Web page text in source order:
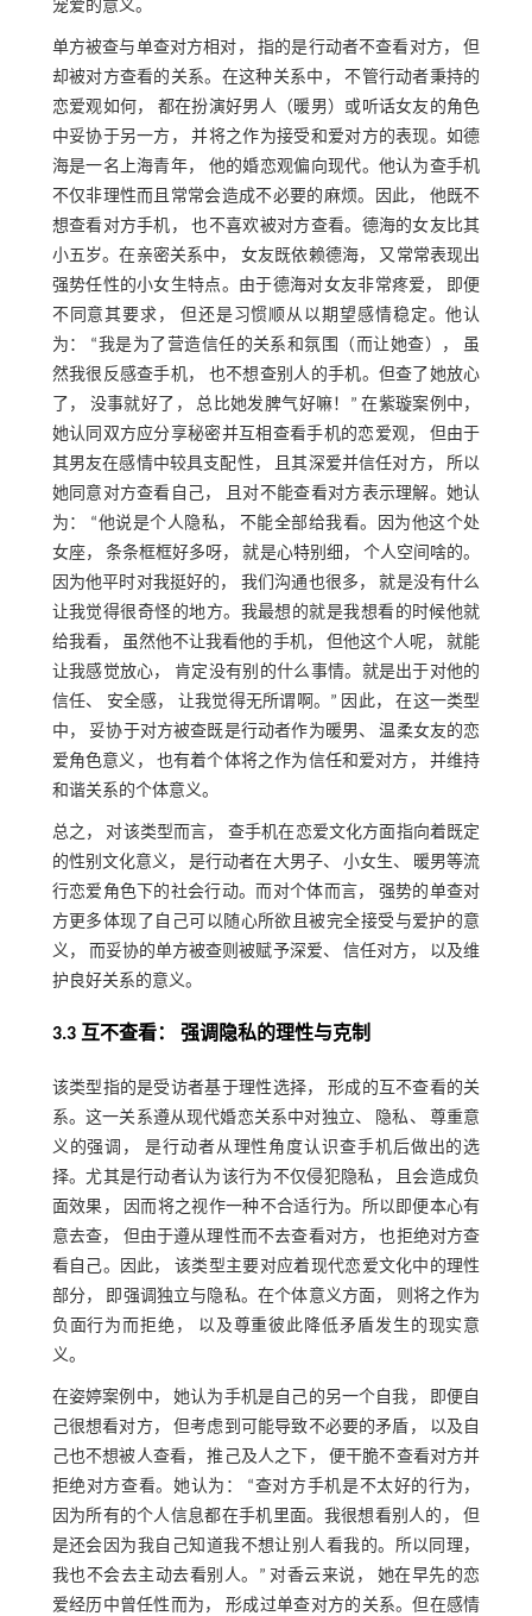
宠爱的意义。
单方被查与单查对方相对， 指的是行动者不查看对方， 但
却被对方查看的关系。在这种关系中， 不管行动者秉持的
恋爱观如何， 都在扮演好男人（暖男）或听话女友的角色
中妥协于另一方， 并将之作为接受和爱对方的表现。如德
海是一名上海青年， 他的婚恋观偏向现代。他认为查手机
不仅非理性而且常常会造成不必要的麻烦。因此， 他既不
想查看对方手机， 也不喜欢被对方查看。德海的女友比其
小五岁。在亲密关系中， 女友既依赖德海， 又常常表现出
强势任性的小女生特点。由于德海对女友非常疼爱， 即便
不同意其要求， 但还是习惯顺从以期望感情稳定。他认
为： “我是为了营造信任的关系和氛围（而让她查）， 虽
然我很反感查手机， 也不想查别人的手机。但查了她放心
了， 没事就好了， 总比她发脾气好嘛！” 在紫璇案例中，
她认同双方应分享秘密并互相查看手机的恋爱观， 但由于
其男友在感情中较具支配性， 且其深爱并信任对方， 所以
她同意对方查看自己， 且对不能查看对方表示理解。她认
为： “他说是个人隐私， 不能全部给我看。因为他这个处
女座， 条条框框好多呀， 就是心特别细， 个人空间啥的。
因为他平时对我挺好的， 我们沟通也很多， 就是没有什么
让我觉得很奇怪的地方。我最想的就是我想看的时候他就
给我看， 虽然他不让我看他的手机， 但他这个人呢， 就能
让我感觉放心， 肯定没有别的什么事情。就是出于对他的
信任、 安全感， 让我觉得无所谓啊。” 因此， 在这一类型
中， 妥协于对方被查既是行动者作为暖男、 温柔女友的恋
爱角色意义， 也有着个体将之作为信任和爱对方， 并维持
和谐关系的个体意义。
总之， 对该类型而言， 查手机在恋爱文化方面指向着既定
的性别文化意义， 是行动者在大男子、 小女生、 暖男等流
行恋爱角色下的社会行动。而对个体而言， 强势的单查对
方更多体现了自己可以随心所欲且被完全接受与爱护的意
义， 而妥协的单方被查则被赋予深爱、 信任对方， 以及维
护良好关系的意义。
3.3 互不查看： 强调隐私的理性与克制
该类型指的是受访者基于理性选择， 形成的互不查看的关
系。这一关系遵从现代婚恋关系中对独立、 隐私、 尊重意
义的强调， 是行动者从理性角度认识查手机后做出的选
择。尤其是行动者认为该行为不仅侵犯隐私， 且会造成负
面效果， 因而将之视作一种不合适行为。所以即便本心有
意去查， 但由于遵从理性而不去查看对方， 也拒绝对方查
看自己。因此， 该类型主要对应着现代恋爱文化中的理性
部分， 即强调独立与隐私。在个体意义方面， 则将之作为
负面行为而拒绝， 以及尊重彼此降低矛盾发生的现实意
义。
在姿婷案例中， 她认为手机是自己的另一个自我， 即便自
己很想看对方， 但考虑到可能导致不必要的矛盾， 以及自
己也不想被人查看， 推己及人之下， 便干脆不查看对方并
拒绝对方查看。她认为： “查对方手机是不太好的行为，
因为所有的个人信息都在手机里面。我很想看别人的， 但
是还会因为我自己知道我不想让别人看我的。所以同理，
我也不会去主动去看别人。” 对香云来说， 她在早先的恋
爱经历中曾任性而为， 形成过单查对方的关系。但在感情